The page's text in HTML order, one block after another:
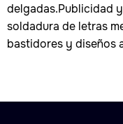
delgadas.Publicidad
soldadura de letras
bastidores y diseños